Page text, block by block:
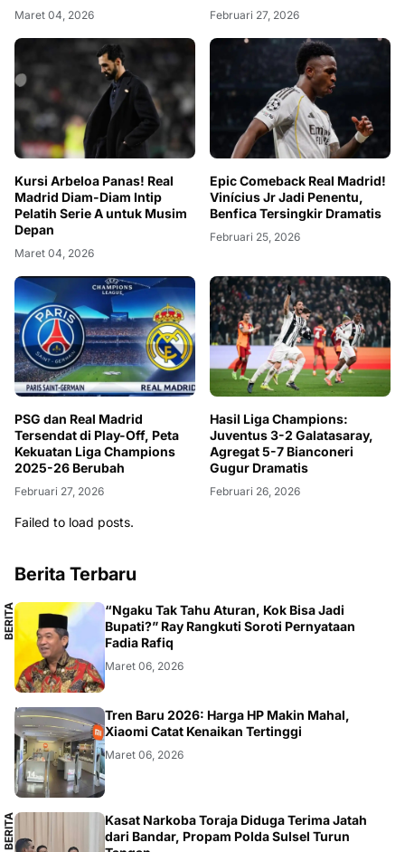
Maret 04, 2026 Februari 27, 2026
Kursi Arbeloa Panas! Real
Madrid Diam-Diam Intip
Pelatih Serie A untuk Musim
Depan
Maret 04, 2026
Epic Comeback Real Madrid!
Vinícius Jr Jadi Penentu,
Benfica Tersingkir Dramatis
Februari 25, 2026
PSG dan Real Madrid
Tersendat di Play-Off, Peta
Kekuatan Liga Champions
2025-26 Berubah
Februari 27, 2026
Hasil Liga Champions:
Juventus 3-2 Galatasaray,
Agregat 5-7 Bianconeri
Gugur Dramatis
Februari 26, 2026
Failed to load posts.
Berita Terbaru
B
E
R
I
T
A
L
O
K
AL
“Ngaku Tak Tahu Aturan, Kok Bisa Jadi
Bupati?” Ray Rangkuti Soroti Pernyataan
Fadia Rafiq
Maret 06, 2026
SMARTPHONE
Tren Baru 2026: Harga HP Makin Mahal,
Xiaomi Catat Kenaikan Tertinggi
Maret 06, 2026
B
E
R
I
T
A
L
O
K
AL
Kasat Narkoba Toraja Diduga Terima Jatah
dari Bandar, Propam Polda Sulsel Turun